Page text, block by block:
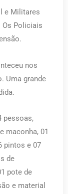
e Militares
Os Policiais
nos
Uma grande
pessoas,
maconha, 01
pintos e 07
de
pote de
e material